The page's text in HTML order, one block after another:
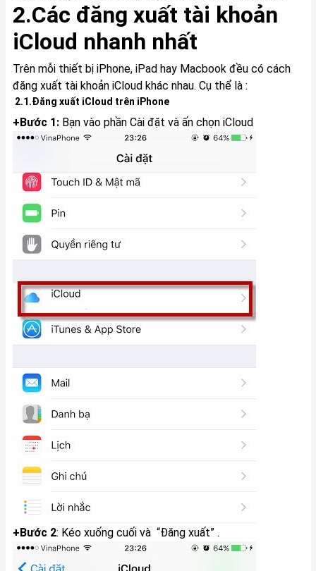
2.Các đăng xuất tài khoản
iCloud nhanh nhất
Trên mỗi thiết bị iPhone, iPad hay Macbook đều có cách
đăng xuất tài khoản iCloud khác nhau. Cụ thể là :
2.1.Đăng xuất iCloud trên iPhone
+Bước 1:Bạn vào phần Cài đặt và ấn chọn iCloud
+Bước 2: Kéo xuống cuối và “Đăng xuất” .